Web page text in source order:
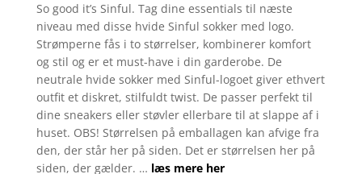
ud af 5
baseret
på
kundebedø
mmelser
So good it’s Sinful. Tag dine essentials til næste
niveau med disse hvide Sinful sokker med logo.
Strømperne fås i to størrelser, kombinerer komfort
og stil og er et must-have i din garderobe. De
neutrale hvide sokker med Sinful-logoet giver ethvert
outfit et diskret, stilfuldt twist. De passer perfekt til
dine sneakers eller støvler ellerbare til at slappe af i
huset. OBS! Størrelsen på emballagen kan afvige fra
den, der står her på siden. Det er størrelsen her på
siden, der gælder. … læs mere her